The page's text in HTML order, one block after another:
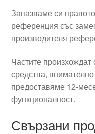
Запазваме си
референция със
производителя
Частите
средства,
предоставяме 12-
функционалност.
Свързани